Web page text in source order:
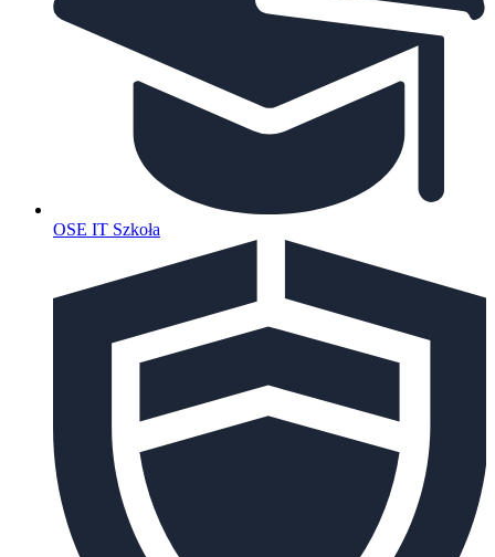
OSE IT Szkoła